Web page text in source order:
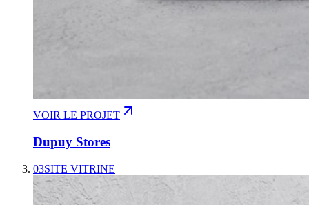
VOIR LE PROJET
Dupuy Stores
03SITE VITRINE